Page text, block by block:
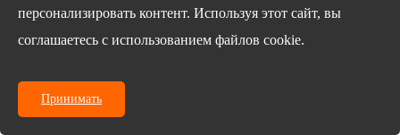
Latvian
Lithuanian
Malagasy
Malay
Malayalam
персонализировать контент. Используя этот сайт, вы
соглашаетесь с использованием файлов cookie.
Принимать